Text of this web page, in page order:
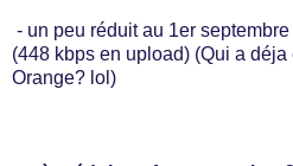
- un peu réduit au 1er
(448 kbps en upload) (Qui a
Orange? lol)